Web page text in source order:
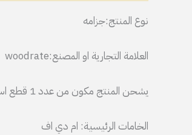
نوع المنتج:جزامه
العلامة التجارية او المصنع:woodrate
يشحن المنتج مكون من عدد 1 قطع اساسية
الخامات الرئيسية: ام دي اف